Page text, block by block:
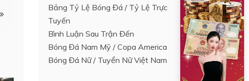
Bảng Tỷ Lệ Bóng Đá / Tỷ Lệ Trực
Tuyến
Bình Luận Sau Trận Đến
Bóng Đá Nam Mỹ / Copa America
Bóng Đá Nữ / Tuyển Nữ Việt Nam